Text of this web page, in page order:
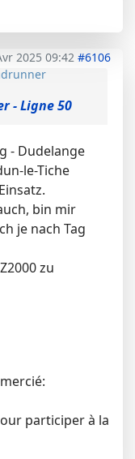
2025 09:42 #6106
- Ligne 50
- Dudelange
le-Tiche
bin mir
je nach Tag
zu
participer à la